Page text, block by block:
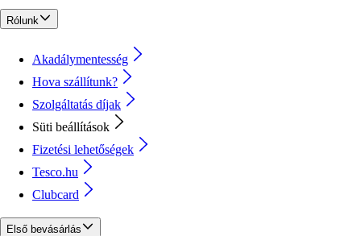
Rólunk
Akadálymentesség
Hova szállítunk?
Szolgáltatás díjak
Süti beállítások
Fizetési lehetőségek
Tesco.hu
Clubcard
Első bevásárlás